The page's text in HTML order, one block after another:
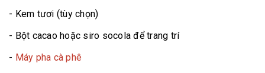
- Kem tươi (tùy chọn)
- Bột cacao hoặc siro socola để trang trí
- Máy pha cà phê